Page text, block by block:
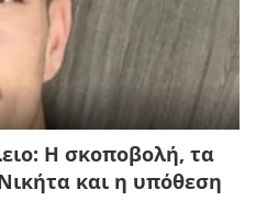
Η σκοποβολή, τα
και η υπόθεση